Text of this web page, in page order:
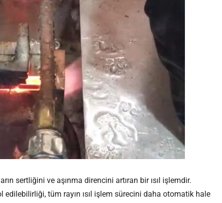
sertliğini ve aşınma direncini artıran bir ısıl işlemdir.
tüm rayın ısıl işlem sürecini daha otomatik hale